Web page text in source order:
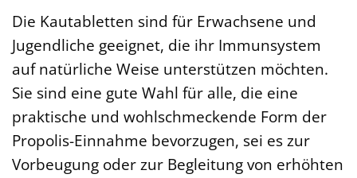
Die Kautabletten sind für Erwachsene und
Jugendliche geeignet, die ihr Immunsystem
auf natürliche Weise unterstützen möchten.
Sie sind eine gute Wahl für alle, die eine
praktische und wohlschmeckende Form der
Propolis-Einnahme bevorzugen, sei es zur
Vorbeugung oder zur Begleitung von erhöhten